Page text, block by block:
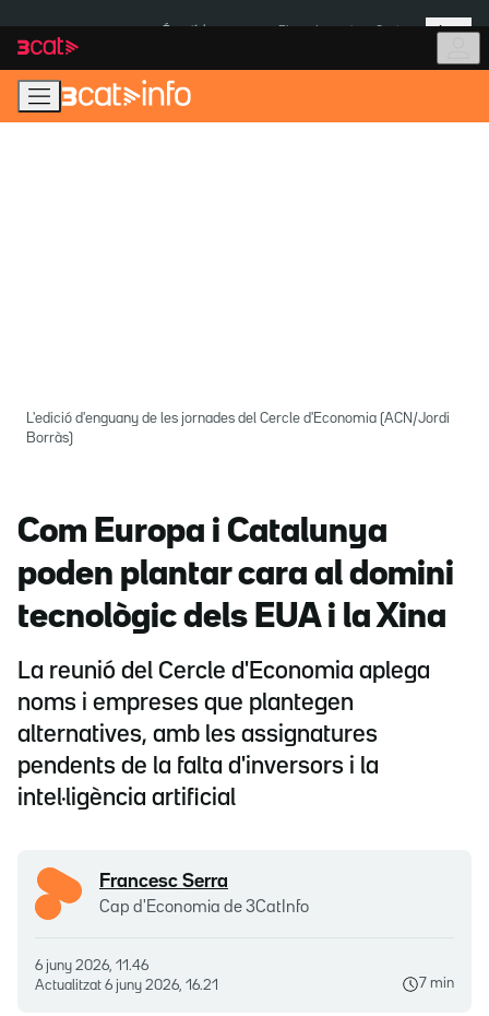
navegació
principal
contingut
Més
L'edició d'enguany de les jornades del Cercle d'Economia (ACN/Jordi
Borràs)
Com Europa i Catalunya
poden plantar cara al domini
tecnològic dels EUA i la Xina
La reunió del Cercle d'Economia aplega
noms i empreses que plantegen
alternatives, amb les assignatures
pendents de la falta d'inversors i la
intel·ligència artificial
Francesc Serra
Cap d'Economia de 3CatInfo
6 juny 2026, 11.46
Actualitzat 6 juny 2026, 16.21 7 min